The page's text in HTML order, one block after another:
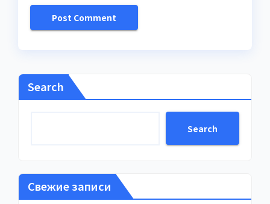
Search
Search
Свежие записи